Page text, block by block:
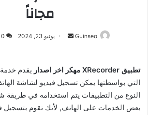
مجاناً
Guinseo
أرسل يونيو 23, 2024 0
تطبيق XRecorder مهكر اخر اصدار
يقدم
التي بواسطتها يمكن تسجيل فيديو لشاشة
النوع من التطبيقات يتم استخدامه في طريقة
بعض الخدمات على الهاتف, لأنك تقوم بتسجيل